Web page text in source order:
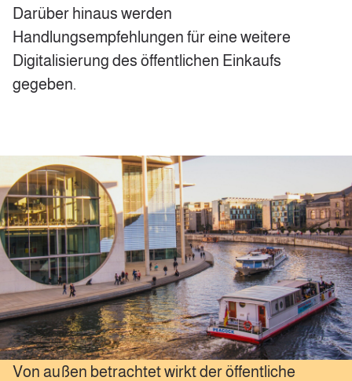
Darüber hinaus werden
Handlungsempfehlungen für eine weitere
Digitalisierung des öffentlichen Einkaufs
gegeben.
Von außen betrachtet wirkt der öffentliche